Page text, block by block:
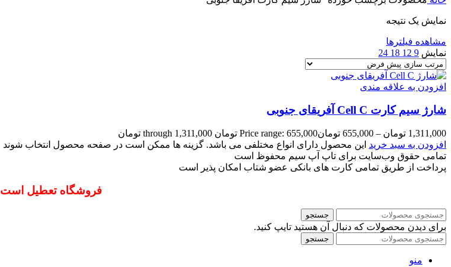
نمایش یک نتیجه
مشاهده فیلترها
نمایش 9
12
18
24
افزودن به علاقه مندی
شارژ سیم کارت Cell C آفریقای جنوبی
1,311,000 تومان –
655,000 تومانPrice range: 655,000 تومان through 1,311,000 تومان
افزودن به سبد خرید این محصول دارای انواع مختلفی می باشد. گزینه ها ممکن است در صفحه محصول انتخاب شوند
تمامی حقوق وب‌سایت برای تاپ آپ سیم محفوظ است
پرداخت از طریق تمامی کارت های بانکی عضو شتاب امکان پذیر است
فروشگاه تعطیل است
جستجو
برای دیدن محصولات که دنبال آن هستید تایپ کنید.
جستجو
منو